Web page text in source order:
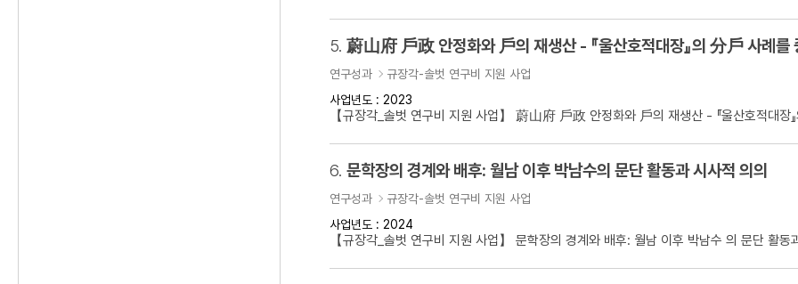
5. 蔚山府 戶政 안정화와 戶의 재생산 - 『울산호적대장』의 分戶 사례를
연구성과
규장각-솔벗 연구비 지원 사업
사업년도 : 2023
【규장각_솔벗 연구비 지원 사업】 蔚山府 戶政 안정화와 戶의 재생산 - 『울산호적대장
6. 문학장의 경계와 배후: 월남 이후 박남수의 문단 활동과 시사적 의의
연구성과
규장각-솔벗 연구비 지원 사업
사업년도 : 2024
【규장각_솔벗 연구비 지원 사업】 문학장의 경계와 배후: 월남 이후 박남수 의 문단 활동